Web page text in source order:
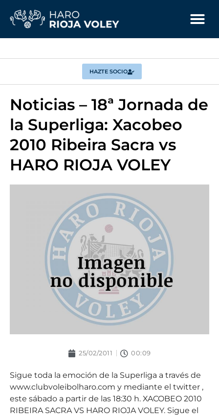
HAZTE SOCIO
Noticias – 18ª Jornada de
la Superliga: Xacobeo
2010 Ribeira Sacra vs
HARO RIOJA VOLEY
25/02/2011 00:09
Sigue toda la emoción de la Superliga a través de
www.clubvoleibolharo.com y mediante el twitter ,
este sábado a partir de las 18:30 h. XACOBEO 2010
RIBEIRA SACRA VS HARO RIOJA VOLEY. Sigue el